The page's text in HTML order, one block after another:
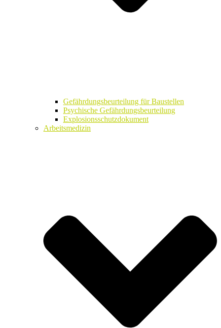
Gefährdungsbeurteilung für Baustellen
Psychische Gefährdungsbeurteilung
Explosionsschutzdokument
Arbeitsmedizin